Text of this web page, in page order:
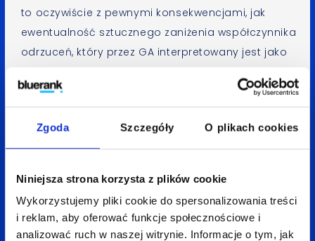
Zgoda Szczegóły O plikach cookies
Niniejsza strona korzysta z plików cookie
Wykorzystujemy pliki cookie do spersonalizowania treści
i reklam, aby oferować funkcje społecznościowe i
analizować ruch w naszej witrynie. Informacje o tym, jak
to oczywiście z pewnymi konsekwencjami, jak
ewentualność sztucznego zaniżenia współczynnika
odrzuceń, który przez GA interpretowany jest jako
(a zdarzenie również jest akcją). Niemniej jednak,
zdarzenia stanowią bardzo istotną część
prawidłowego śledzenia efektywności strony
internetowej.
co należy zrobić, to wdrożyć wykonanie kodu przy
oczekiwanej przez nas akcji (np. kliknięcie